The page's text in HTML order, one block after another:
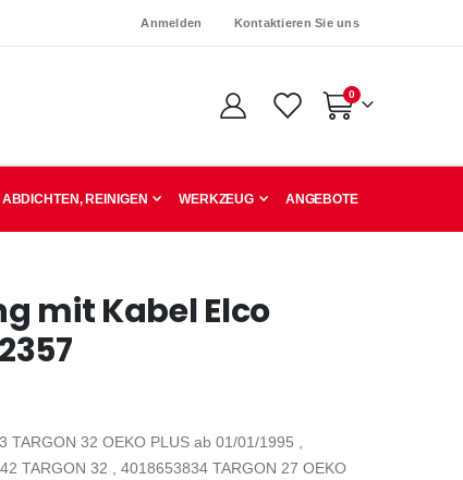
Anmelden Kontaktieren Sie uns
Warenkorb
0Artikel
REINIGEN WERKZEUG ANGEBOTE
mit Kabel Elco
TARGON 32 OEKO PLUS ab 01/01/1995 ,
TARGON 32 , 4018653834 TARGON 27 OEKO